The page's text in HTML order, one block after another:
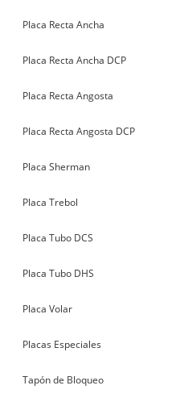
Placa Recta Ancha
Placa Recta Ancha DCP
Placa Recta Angosta
Placa Recta Angosta DCP
Placa Sherman
Placa Trebol
Placa Tubo DCS
Placa Tubo DHS
Placa Volar
Placas Especiales
Tapón de Bloqueo